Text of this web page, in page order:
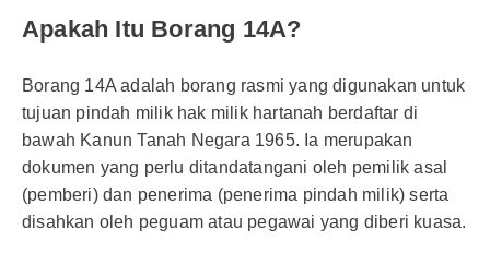
Apakah Itu Borang 14A?
Borang 14A adalah borang rasmi yang digunakan untuk
tujuan pindah milik hak milik hartanah berdaftar di
bawah Kanun Tanah Negara 1965. Ia merupakan
dokumen yang perlu ditandatangani oleh pemilik asal
(pemberi) dan penerima (penerima pindah milik) serta
disahkan oleh peguam atau pegawai yang diberi kuasa.